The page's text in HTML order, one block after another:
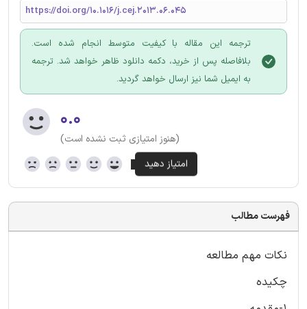
https://doi.org/10.1016/j.cej.2013.06.045
ترجمه این مقاله با کیفیت متوسط انجام شده است.
بلافاصله پس از خرید، دکمه دانلود ظاهر خواهد شد. ترجمه
به ایمیل شما نیز ارسال خواهد گردید.
۰.۰
(هنوز امتیازی ثبت نشده است)
فهرست مطالب
نکات مهم مطالعه
چکیده